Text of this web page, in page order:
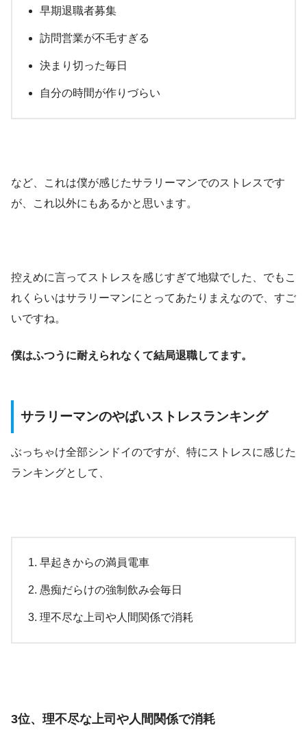
早期退職者募集
訪問営業が不毛すぎる
決まり切った毎日
自分の時間が作りづらい
など、これは僕が感じたサラリーマンでのストレスです
が、これ以外にもあるかと思います。
控えめに言ってストレスを感じすぎて地獄でした、でもこ
れくらいはサラリーマンにとってあたりまえなので、すご
いですね。
僕はふつうに耐えられなくて結局退職してます。
サラリーマンのやばいストレスランキング
ぶっちゃけ全部シンドイのですが、特にストレスに感じた
ランキングとして、
早起きからの満員電車
愚痴だらけの強制飲み会毎日
理不尽な上司や人間関係で消耗
3位、理不尽な上司や人間関係で消耗